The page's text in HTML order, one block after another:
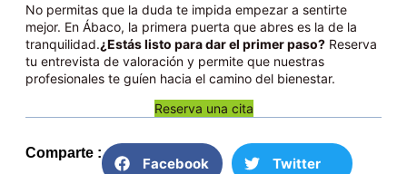
No permitas que la duda te impida empezar a sentirte
mejor. En Ábaco, la primera puerta que abres es la de la
tranquilidad.¿Estás listo para dar el primer paso? Reserva
tu entrevista de valoración y permite que nuestras
profesionales te guíen hacia el camino del bienestar.
Reserva una cita
Comparte :
Facebook Twitter